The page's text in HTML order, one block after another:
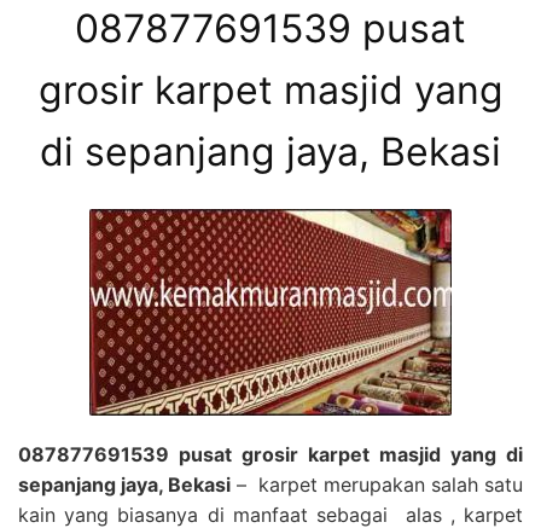
087877691539 pusat
grosir karpet masjid yang
di sepanjang jaya, Bekasi
087877691539 pusat grosir karpet masjid yang di
sepanjang jaya, Bekasi – karpet merupakan salah satu
kain yang biasanya di manfaat sebagai alas , karpet